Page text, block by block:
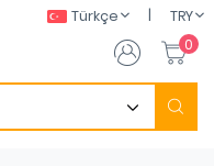
Türkçe |
TRY
0